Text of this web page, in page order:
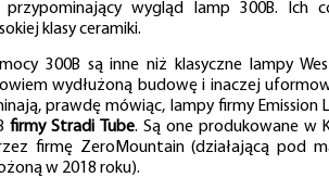
przypominający wygląd lamp 300B. Ich
klasy ceramiki.
300B są inne niż klasyczne lampy
wydłużoną budowę i inaczej
prawdę mówiąc, lampy firmy Emission
firmy Stradi Tube. Są one produkowane w
firmę ZeroMountain (działającą pod
w 2018 roku).